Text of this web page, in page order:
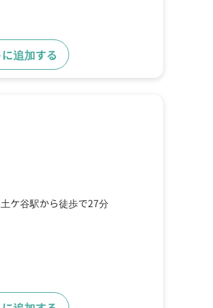
追加する
ケ谷駅から徒歩で27分